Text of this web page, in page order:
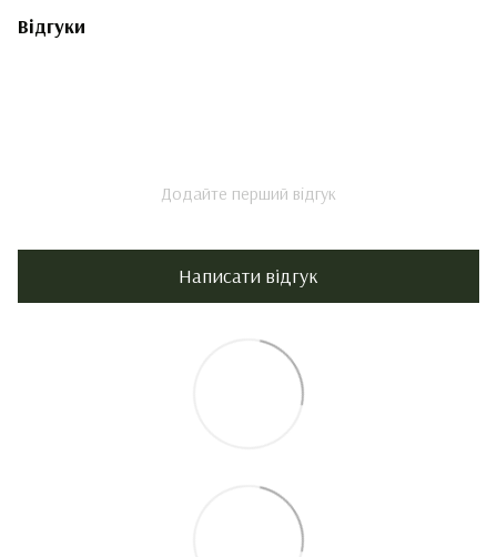
Відгуки
Додайте перший відгук
Написати відгук